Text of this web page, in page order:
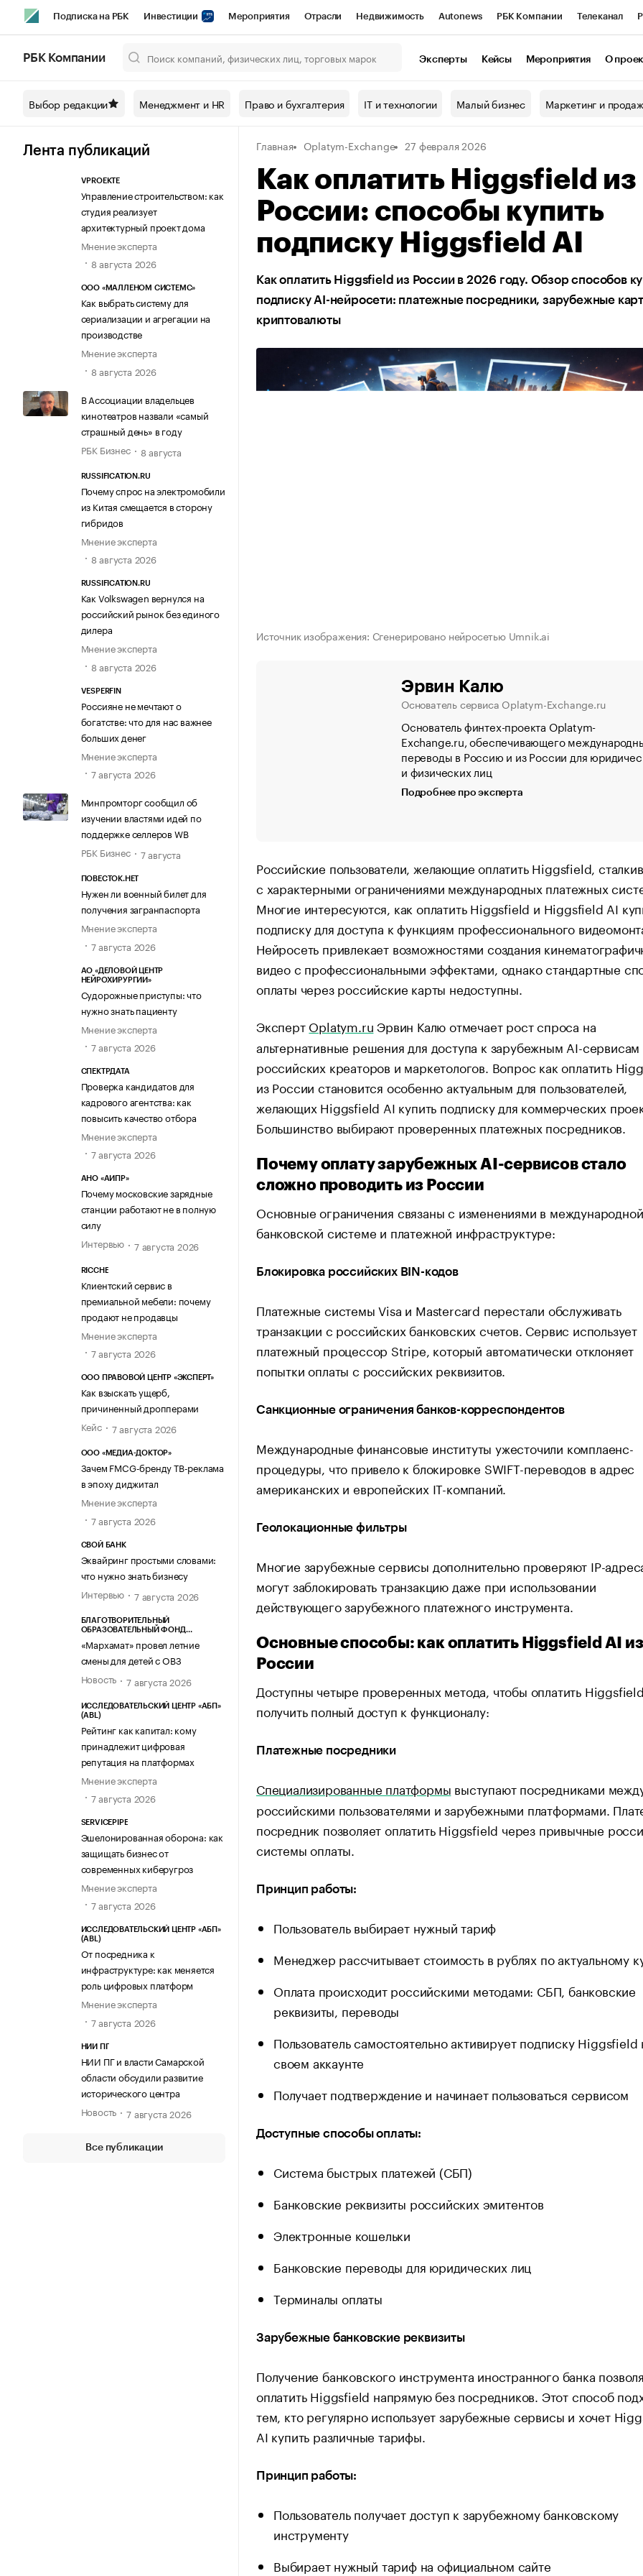
Подписка на РБК Инвестиции Мероприятия Отрасли Недвижимость Autonews РБК Компании Телеканал
Спецпроекты СПб Конференции СПб Спецпроекты Проверка контрагентов
Технологии и медиа Рынок наличной валюты
РБК Компании Эксперты Кейсы Мероприятия О
Выбор редакции Менеджмент и HR Право и бухгалтерия IT и технологии Малый бизнес Маркетинг и
Лента публикаций
VPROEKTE
Управление строительством: как
студия реализует
архитектурный проект дома
Мнение эксперта
8 августа 2026
ООО «МАЛЛЕНОМ СИСТЕМС»
Как выбрать систему для
сериализации и агрегации на
производстве
Мнение эксперта
8 августа 2026
В Ассоциации владельцев
кинотеатров назвали «самый
страшный день» в году
РБК Бизнес
8 августа
RUSSIFICATION.RU
Почему спрос на электромобили
из Китая смещается в сторону
гибридов
Мнение эксперта
8 августа 2026
RUSSIFICATION.RU
Как Volkswagen вернулся на
российский рынок без единого
дилера
Мнение эксперта
8 августа 2026
VESPERFIN
Россияне не мечтают о
богатстве: что для нас важнее
больших денег
Мнение эксперта
7 августа 2026
Минпромторг сообщил об
изучении властями идей по
поддержке селлеров WB
РБК Бизнес
7 августа
ПОВЕСТОК.НЕТ
Нужен ли военный билет для
получения загранпаспорта
Мнение эксперта
7 августа 2026
АО «ДЕЛОВОЙ ЦЕНТР
НЕЙРОХИРУРГИИ»
Судорожные приступы: что
нужно знать пациенту
Мнение эксперта
7 августа 2026
СПЕКТРДАТА
Проверка кандидатов для
кадрового агентства: как
повысить качество отбора
Мнение эксперта
7 августа 2026
АНО «АИПР»
Почему московские зарядные
станции работают не в полную
силу
Интервью
7 августа 2026
RICCHE
Клиентский сервис в
премиальной мебели: почему
продают не продавцы
Мнение эксперта
7 августа 2026
ООО ПРАВОВОЙ ЦЕНТР «ЭКСПЕРТ»
Как взыскать ущерб,
причиненный дропперами
Кейс
7 августа 2026
ООО «МЕДИА-ДОКТОР»
Зачем FMCG-бренду ТВ-реклама
в эпоху диджитал
Мнение эксперта
7 августа 2026
СВОЙ БАНК
Эквайринг простыми словами:
что нужно знать бизнесу
Интервью
7 августа 2026
БЛАГОТВОРИТЕЛЬНЫЙ
ОБРАЗОВАТЕЛЬНЫЙ ФОНД
«Мархамат» провел летние
смены для детей с ОВЗ
Новость
7 августа 2026
ИССЛЕДОВАТЕЛЬСКИЙ ЦЕНТР «АБП»
(ABL)
Рейтинг как капитал: кому
принадлежит цифровая
репутация на платформах
Мнение эксперта
7 августа 2026
SERVICEPIPE
Эшелонированная оборона: как
защищать бизнес от
современных киберугроз
Мнение эксперта
7 августа 2026
ИССЛЕДОВАТЕЛЬСКИЙ ЦЕНТР «АБП»
(ABL)
От посредника к
инфраструктуре: как меняется
роль цифровых платформ
Мнение эксперта
7 августа 2026
НИИ ПГ
НИИ ПГ и власти Самарской
области обсудили развитие
исторического центра
Новость
7 августа 2026
Все публикации
Главная Oplatym-Exchange 27 февраля 2026
Как оплатить Higgsfield из
России: способы купить
подписку Higgsfield AI
Как оплатить Higgsfield из России в 2026 году. Обзор способов
подписку AI-нейросети: платежные посредники, зарубежные
криптовалюты
Источник изображения: Сгенерировано нейросетью Umnik.ai
Эрвин Калю
Основатель сервиса Oplatym-Exchange.ru
Основатель финтех-проекта Oplatym-
Exchange.ru, обеспечивающего
переводы в Россию и из России для
и физических лиц
Подробнее про эксперта
Российские пользователи, желающие оплатить Higgsfield,
с характерными ограничениями международных платежных
Многие интересуются, как оплатить Higgsfield и Higgsfield AI
подписку для доступа к функциям профессионального
Нейросеть привлекает возможностями создания
видео с профессиональными эффектами, однако стандартные
оплаты через российские карты недоступны.
ЭкспертOplatym.ruЭрвин Калю отмечает рост спроса на
альтернативные решения для доступа к зарубежным AI-
российских креаторов и маркетологов. Вопрос как оплатить
из России становится особенно актуальным для пользователей,
желающих Higgsfield AI купить подписку для коммерческих
Большинство выбирают проверенных платежных посредников.
Почему оплату зарубежных AI-сервисов стало
сложно проводить из России
Основные ограничения связаны с изменениями в международной
банковской системе и платежной инфраструктуре:
Блокировка российских BIN-кодов
Платежные системы Visa и Mastercard перестали обслуживать
транзакции с российских банковских счетов. Сервис использует
платежный процессор Stripe, который автоматически отклоняет
попытки оплаты с российских реквизитов.
Санкционные ограничения банков-корреспондентов
Международные финансовые институты ужесточили комплаенс-
процедуры, что привело к блокировке SWIFT-переводов в адрес
американских и европейских IT-компаний.
Геолокационные фильтры
Многие зарубежные сервисы дополнительно проверяют IP-
могут заблокировать транзакцию даже при использовании
действующего зарубежного платежного инструмента.
Основные способы: как оплатить Higgsfield AI из
России
Доступны четыре проверенных метода, чтобы оплатить
получить полный доступ к функционалу:
Платежные посредники
Специализированные платформы выступают посредниками
российскими пользователями и зарубежными платформами.
посредник позволяет оплатить Higgsfield через привычные
системы оплаты.
Принцип работы:
Пользователь выбирает нужный тариф
Менеджер рассчитывает стоимость в рублях по актуальному
Оплата происходит российскими методами: СБП, банковские
реквизиты, переводы
Пользователь самостоятельно активирует подписку Higgsfield
своем аккаунте
Получает подтверждение и начинает пользоваться сервисом
Доступные способы оплаты:
Система быстрых платежей (СБП)
Банковские реквизиты российских эмитентов
Электронные кошельки
Банковские переводы для юридических лиц
Терминалы оплаты
Зарубежные банковские реквизиты
Получение банковского инструмента иностранного банка
оплатить Higgsfield напрямую без посредников. Этот способ
тем, кто регулярно использует зарубежные сервисы и хочет
AI купить различные тарифы.
Принцип работы:
Пользователь получает доступ к зарубежному банковскому
инструменту
Выбирает нужный тариф на официальном сайте